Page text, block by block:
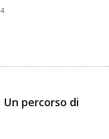
percorso di